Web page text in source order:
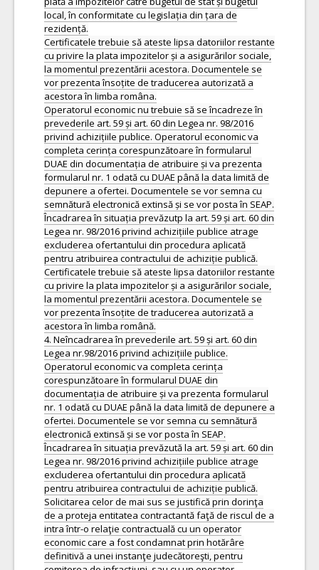
local, în conformitate cu legislația din țara de
rezidență.
Certificatele trebuie să ateste lipsa datoriilor restante
cu privire la plata impozitelor și a asigurărilor sociale,
la momentul prezentării acestora. Documentele se
vor prezenta însoțite de traducerea autorizată a
acestora în limba româna.
Operatorul economic nu trebuie să se încadreze în
prevederile art. 59 și art. 60 din Legea nr. 98/2016
privind achizițiile publice. Operatorul economic va
completa cerința corespunzătoare în formularul
DUAE din documentația de atribuire și va prezenta
formularul nr. 1 odată cu DUAE până la data limită de
depunere a ofertei. Documentele se vor semna cu
semnătură electronică extinsă și se vor posta în SEAP.
Încadrarea în situația prevăzutp la art. 59 și art. 60 din
Legea nr. 98/2016 privind achizițiile publice atrage
excluderea ofertantului din procedura aplicată
pentru atribuirea contractului de achiziție publică.
Certificatele trebuie să ateste lipsa datoriilor restante
cu privire la plata impozitelor și a asigurărilor sociale,
la momentul prezentării acestora. Documentele se
vor prezenta însoțite de traducerea autorizată a
acestora în limba română.
4. Neîncadrarea în prevederile art. 59 și art. 60 din
Legea nr.98/2016 privind achizițiile publice.
Operatorul economic va completa cerința
corespunzătoare în formularul DUAE din
documentația de atribuire și va prezenta formularul
nr. 1 odată cu DUAE până la data limită de depunere a
ofertei. Documentele se vor semna cu semnătură
electronică extinsă și se vor posta în SEAP.
Încadrarea în situația prevăzută la art. 59 și art. 60 din
Legea nr. 98/2016 privind achizițiile publice atrage
excluderea ofertantului din procedura aplicată
pentru atribuirea contractului de achiziție publică.
Solicitarea celor de mai sus se justifică prin dorinţa
de a proteja entitatea contractantă faţă de riscul de a
intra într-o relaţie contractuală cu un operator
economic care a fost condamnat prin hotărâre
definitivă a unei instanţe judecătoreşti, pentru